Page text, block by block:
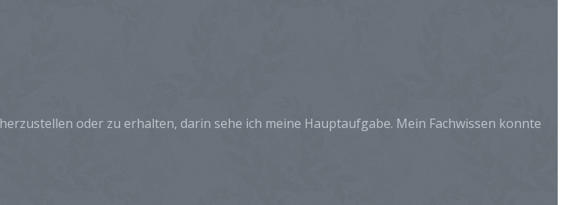
oder zu erhalten, darin sehe ich meine Hauptaufgabe. Mein Fachwissen konnte